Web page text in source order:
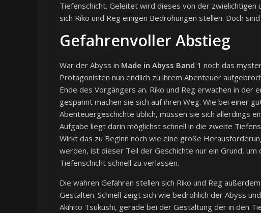
Tiefenschicht. Geleitet wird dieses von der zwielichtigen
sich Riko und Reg einigen Bedrohungen stellen. Doch
Gefahrenvoller Abstieg
War der Abyss in Made in Abyss Band 1 noch das
Protagonisten nun endlich zu ihrem Abenteuer
Ende des Vorgängers an. Riko und Reg erwachen in der
gespannt machen sie sich auf ihren Weg. Wie bei einer
Abenteuergeschichte üblich, müssen sie sich allerdings
Aufgabe liegt darin möglichst schnell in die zweite
Wirkt das zu Beginn noch wie eine große
werden, ist dieser Teil der Geschichte nur ein Grund,
Tiefenschicht schnell zu verlassen.
Die wahren Gefahren stellen sich Riko und Reg
Gestalten. Schnell zeigt sich wie bedrohlich der Abyss
Akihito Tsukushi, gerade bei der Gestaltung der in den